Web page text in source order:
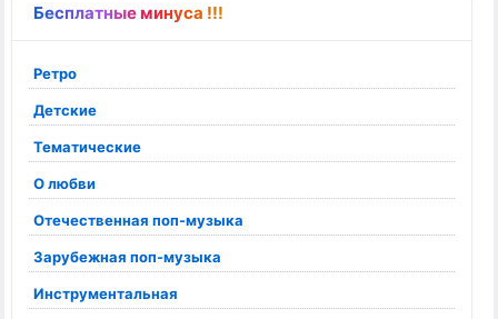
Бесплатные минуса !!!
Ретро
Детские
Тематические
О любви
Отечественная поп-музыка
Зарубежная поп-музыка
Инструментальная